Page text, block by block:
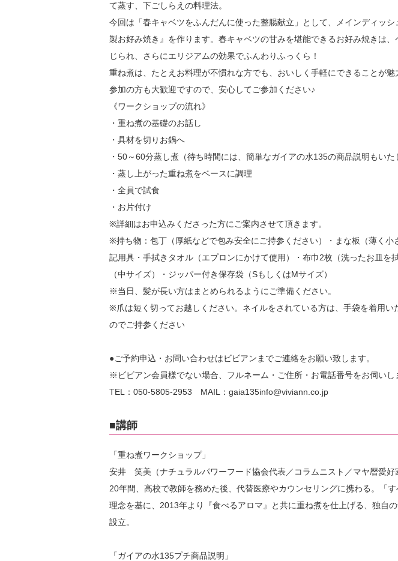
て蒸す、下ごしらえの料理法。
今回は「春キャベツをふんだんに使った整腸献立」として、メインディッ
製お好み焼き』を作ります。春キャベツの甘みを堪能できるお好み焼きは
じられ、さらにエリジアムの効果でふんわりふっくら！
重ね煮は、たとえお料理が不慣れな方でも、おいしく手軽にできることが魅
参加の方も大歓迎ですので、安心してご参加ください♪
《ワークショップの流れ》
・重ね煮の基礎のお話し
・具材を切りお鍋へ
・50～60分蒸し煮（待ち時間には、簡単なガイアの水135の商品説明もいた
・蒸し上がった重ね煮をベースに調理
・全員で試食
・お片付け
※詳細はお申込みくださった方にご案内させて頂きます。
※持ち物：包丁（厚紙などで包み安全にご持参ください）・まな板（薄く小
記用具・手拭きタオル（エプロンにかけて使用）・布巾2枚（洗ったお皿を
（中サイズ）・ジッパー付き保存袋（SもしくはMサイズ）
※当日、髪が長い方はまとめられるようにご準備ください。
※爪は短く切ってお越しください。ネイルをされている方は、手袋を着用い
のでご持参ください
●ご予約申込・お問い合わせはビビアンまでご連絡をお願い致します。
※ビビアン会員様でない場合、フルネーム・ご住所・お電話番号をお伺いし
TEL：050-5805-2953 MAIL：gaia135info@viviann.co.jp
■講師
「重ね煮ワークショップ」
安井 笑美（ナチュラルパワーフード協会代表／コラムニスト／マヤ暦愛好
20年間、高校で教師を務めた後、代替医療やカウンセリングに携わる。「
理念を基に、2013年より『食べるアロマ』と共に重ね煮を仕上げる、独自
設立。
「ガイアの水135プチ商品説明」